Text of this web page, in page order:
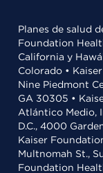
Planes de salud
Foundation
California y
Colorado •
Nine Piedmont
GA 30305 •
Atlántico Medio,
D.C., 4000
Kaiser
Multnomah St.,
Foundation